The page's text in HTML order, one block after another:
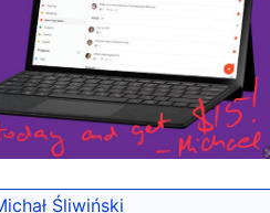
Śliwiński